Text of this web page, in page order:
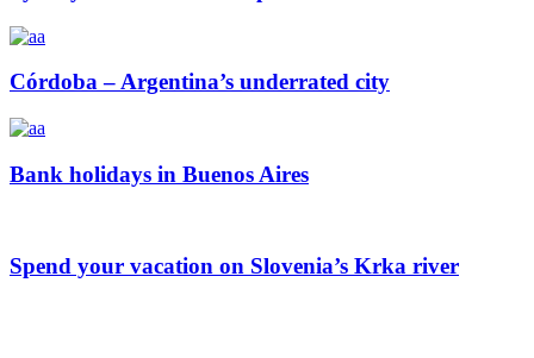
Córdoba – Argentina’s underrated city
Bank holidays in Buenos Aires
Spend your vacation on Slovenia’s Krka river